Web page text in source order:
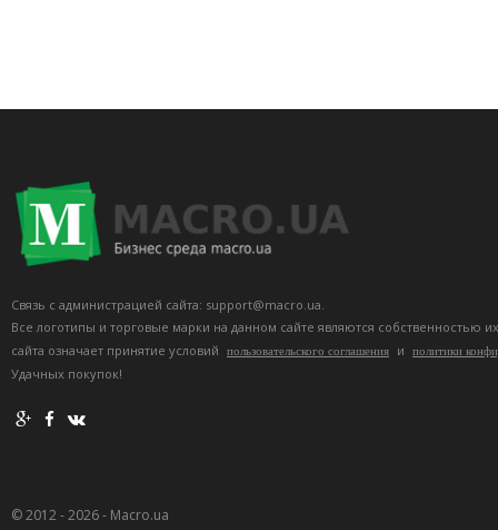
Связь с администрацией сайта: support@macro.ua.
Все логотипы и торговые марки на данном сайте являются собственностью
сайта означает принятие условий
пользовательского соглашения и политики
Удачных покупок!
© 2012 - 2026 - Macro.ua